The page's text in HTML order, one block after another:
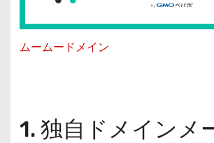
ムームードメイン
1. 独自ドメインメ